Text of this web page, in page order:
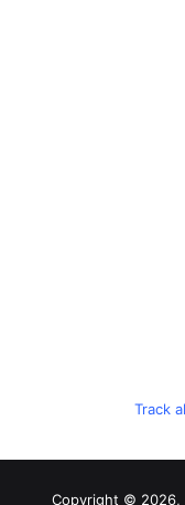
Track
Copyright © 2026,